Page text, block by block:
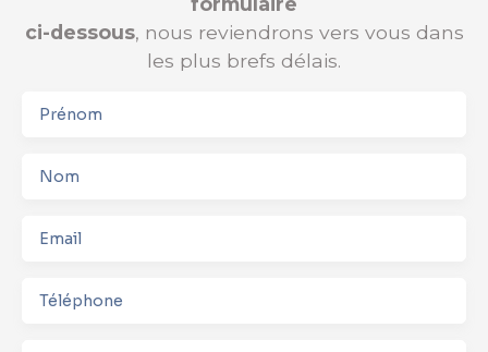
ci-dessous, nous reviendrons vers vous dans
les plus brefs délais.
Prénom
Nom
Email
Téléphone